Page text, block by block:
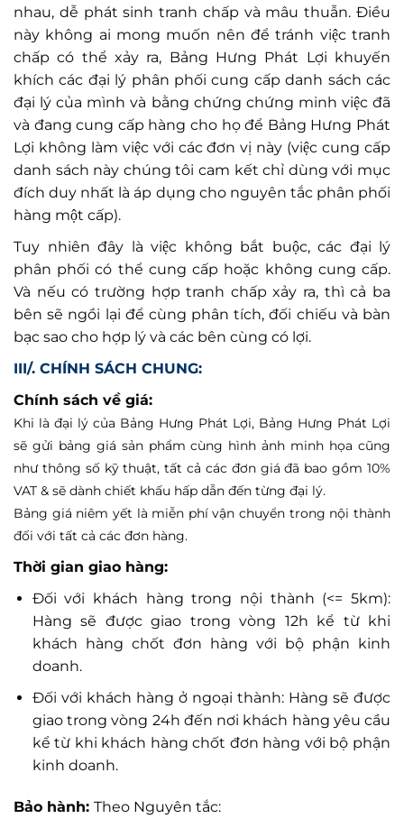
nhau, dễ phát sinh tranh chấp và mâu thuẫn. Điều
này không ai mong muốn nên để tránh việc tranh
chấp có thể xảy ra, Bảng Hưng Phát Lợi khuyến
khích các đại lý phân phối cung cấp danh sách các
đại lý của mình và bằng chứng chứng minh việc đã
và đang cung cấp hàng cho họ để Bảng Hưng Phát
Lợi không làm việc với các đơn vị này (việc cung cấp
danh sách này chúng tôi cam kết chỉ dùng với mục
đích duy nhất là áp dụng cho nguyên tắc phân phối
hàng một cấp).
Tuy nhiên đây là việc không bắt buộc, các đại lý
phân phối có thể cung cấp hoặc không cung cấp.
Và nếu có trường hợp tranh chấp xảy ra, thì cả ba
bên sẽ ngồi lại để cùng phân tích, đối chiếu và bàn
bạc sao cho hợp lý và các bên cùng có lợi.
III/. CHÍNH SÁCH CHUNG:
Chính sách về giá:
Khi là đại lý của Bảng Hưng Phát Lợi, Bảng Hưng Phát Lợi
sẽ gửi bảng giá sản phẩm cùng hình ảnh minh họa cũng
như thông số kỹ thuật, tất cả các đơn giá đã bao gồm 10%
VAT & sẽ dành chiết khấu hấp dẫn đến từng đại lý.
Bảng giá niêm yết là miễn phí vận chuyển trong nội thành
đối với tất cả các đơn hàng.
Thời gian giao hàng:
Đối với khách hàng trong nội thành (<= 5km):
Hàng sẽ được giao trong vòng 12h kể từ khi
khách hàng chốt đơn hàng với bộ phận kinh
doanh.
Đối với khách hàng ở ngoại thành: Hàng sẽ được
giao trong vòng 24h đến nơi khách hàng yêu cầu
kể từ khi khách hàng chốt đơn hàng với bộ phận
kinh doanh.
Bảo hành: Theo Nguyên tắc: